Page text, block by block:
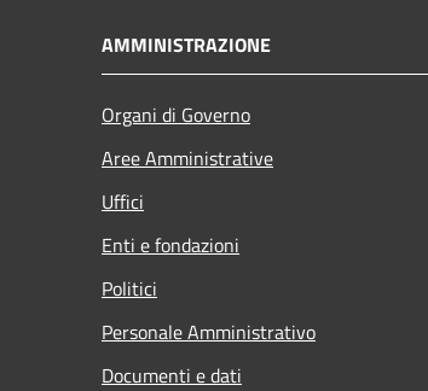
AMMINISTRAZIONE
Organi di Governo
Aree Amministrative
Uffici
Enti e fondazioni
Politici
Personale Amministrativo
Documenti e dati